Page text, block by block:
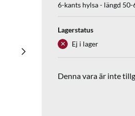
6-kants hylsa - längd 50-
Lagerstatus
Ej i lager
Denna vara är inte